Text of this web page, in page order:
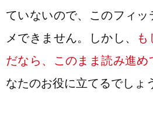
ていないので、このフィッ
メできません。しかし、
も
だなら、このまま読み進め
なたのお役に立てるでしょ